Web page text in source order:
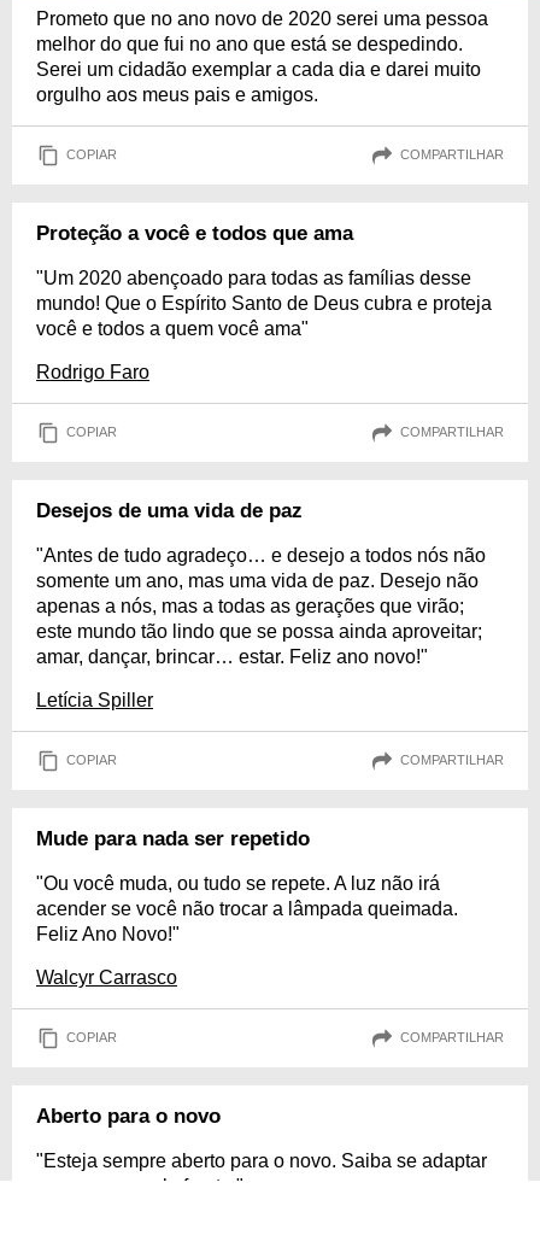
Prometo que no ano novo de 2020 serei uma pessoa
melhor do que fui no ano que está se despedindo.
Serei um cidadão exemplar a cada dia e darei muito
orgulho aos meus pais e amigos.
COPIAR COMPARTILHAR
Proteção a você e todos que ama
"Um 2020 abençoado para todas as famílias desse
mundo! Que o Espírito Santo de Deus cubra e proteja
você e todos a quem você ama"
Rodrigo Faro
COPIAR COMPARTILHAR
Desejos de uma vida de paz
"Antes de tudo agradeço… e desejo a todos nós não
somente um ano, mas uma vida de paz. Desejo não
apenas a nós, mas a todas as gerações que virão;
este mundo tão lindo que se possa ainda aproveitar;
amar, dançar, brincar… estar. Feliz ano novo!"
Letícia Spiller
COPIAR COMPARTILHAR
Mude para nada ser repetido
"Ou você muda, ou tudo se repete. A luz não irá
acender se você não trocar a lâmpada queimada.
Feliz Ano Novo!"
Walcyr Carrasco
COPIAR COMPARTILHAR
Aberto para o novo
"Esteja sempre aberto para o novo. Saiba se adaptar
ao que vem pela frente."